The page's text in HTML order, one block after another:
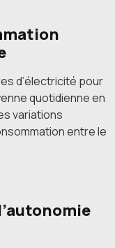
d’électricité pour
quotidienne en
variations
entre le